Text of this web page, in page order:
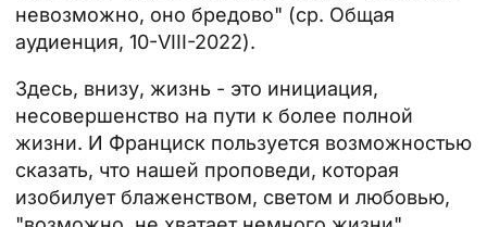
невозможно, оно бредово" (ср. Общая
аудиенция, 10-VIII-2022).
Здесь, внизу, жизнь - это инициация,
несовершенство на пути к более полной
жизни. И Франциск пользуется возможностью
сказать, что нашей проповеди, которая
изобилует блаженством, светом и любовью,